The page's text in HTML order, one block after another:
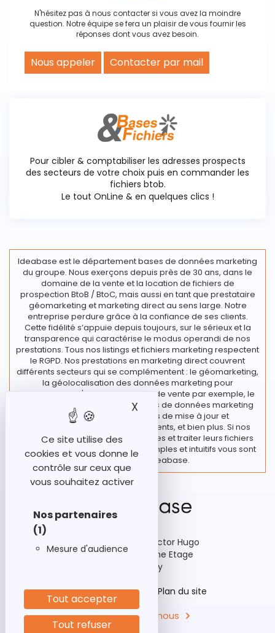
N'hésitez pas à nous contacter si vous avez la moindre
question. Notre équipe se fera un plaisir de vous fournir les
réponses dont vous avez besoin.
Nous appeler Contacter par mail
Pour cibler & comptabiliser les adresses prospects
des secteurs de votre choix puis en commander les
fichiers btob.
Le tout OnLine & en quelques clics !
Ideabase est le département bases de données marketing
du groupe. Nous exerçons depuis près de 30 ans, dans le
domaine de la vente et la location de fichiers de
prospection BtoB / BtoC, mais aussi en tant que prestataire
géomarketing et marketing direct au sens large. Notre
entreprise perdure grâce à la confiance de ses clients.
Cette fidélité s’appuie depuis toujours, sur le sérieux et la
transparence qui caractérise le modus operandi de nos
prestations. Tous nos listings et fichiers marketing respectent
le RGPD. Nos prestations en marketing direct couvrent
différents secteurs qui se complémentent : le géomarketing,
la géolocalisation des données marketing pour
l’implantation d'un nouveau point de vente par exemple, le
traitement de vos fichiers et bases de données marketing
regroupant diverses actions de mise à jour et
enrichissement de vos fichiers clients, et bien plus. Si nos
clients souhaitent rester autonomes et traiter leurs fichiers
en interne, des outils marketing simples et intuitifs vous sont
proposés chez Ideabase.
92-98 Boulevard Victor Hugo
Bâtiment A3, 15ème Etage
92110 Clichy
Historique
Aides Plan du site
Contactez-nous
Ce site utilise des
cookies et vous donne le
contrôle sur ceux que
vous souhaitez activer
Nos partenaires
(1)
Mesure d'audience
Tout accepter
Tout refuser
X Masquer le bandeau